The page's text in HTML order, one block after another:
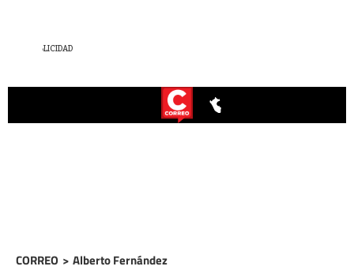
CORREO > Alberto Fernández